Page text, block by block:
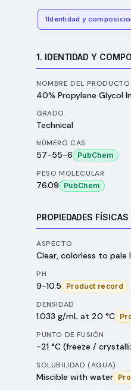
1Identidad y
1. IDENTIDAD Y
NOMBRE DEL PRODUCTO
40% Propylene Glycol
GRADO
Technical
NÚMERO CAS
57-55-6 PubChem
PESO MOLECULAR
76.09 PubChem
PROPIEDADES
ASPECTO
Clear, colorless to pale
PH
9-10.5 Product record
DENSIDAD
1.033 g/mL at 20 °C
PUNTO DE FUSIÓN
-21 °C (freeze /
SOLUBILIDAD (AGUA)
Miscible with water